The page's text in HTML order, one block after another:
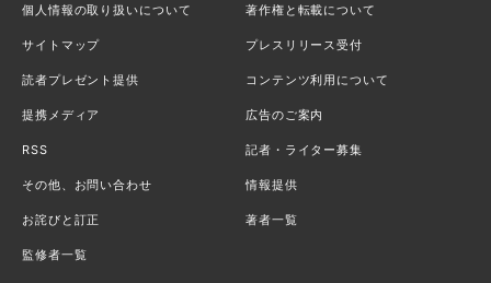
個人情報の取り扱いについて 著作権と転載について
サイトマップ プレスリリース受付
読者プレゼント提供 コンテンツ利用について
提携メディア 広告のご案内
RSS 記者・ライター募集
その他、お問い合わせ 情報提供
お詫びと訂正 著者一覧
監修者一覧